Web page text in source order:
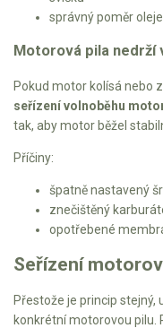
správný poměr
Motorová pila nedrží
Pokud motor kolísá nebo
seřízení volnoběhu
tak, aby motor běžel
Příčiny:
špatně nastavený
znečištěný
opotřebené
Seřízení
Přestože je princip stejný,
konkrétní motorovou pilu.